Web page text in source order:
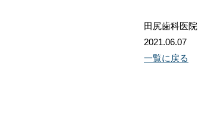
田尻歯科医院
2021.06.07
一覧に戻る